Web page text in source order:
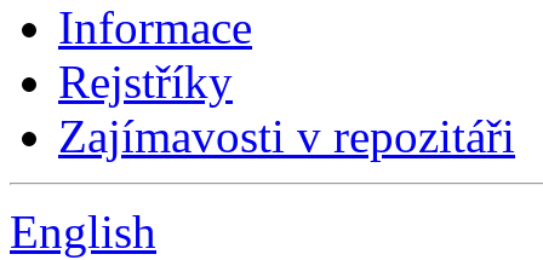
Informace
Rejstříky
Zajímavosti v repozitáři
English